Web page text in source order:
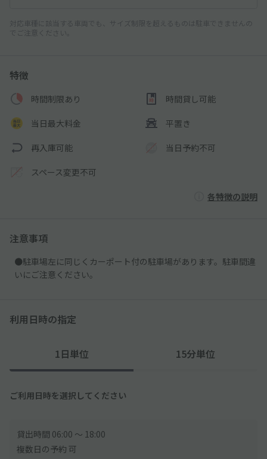
対応車種に該当する車両でも、サイズ制限を超えるものは駐車できませんの
でご注意ください。
特徴
時間制限あり 時間貸し可能
当日最大料金 平置き
再入庫可能 当日予約不可
スペース変更不可
各特徴の説明
注意事項
●駐車場左に同じくカーポート付の駐車場があります。駐車間違
いにご注意ください。
利用日時の指定
1日単位 15分単位
ご利用日時を選択してください
貸出時間 06:00 〜 18:00
複数日の予約 可